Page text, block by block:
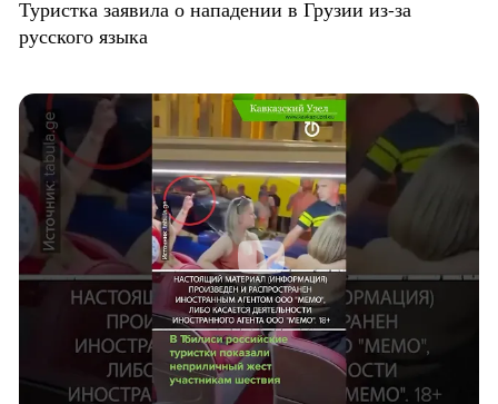
Туристка заявила о нападении в Грузии из-за
русского языка